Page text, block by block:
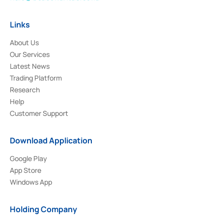
Links
About Us
Our Services
Latest News
Trading Platform
Research
Help
Customer Support
Download Application
Google Play
App Store
Windows App
Holding Company